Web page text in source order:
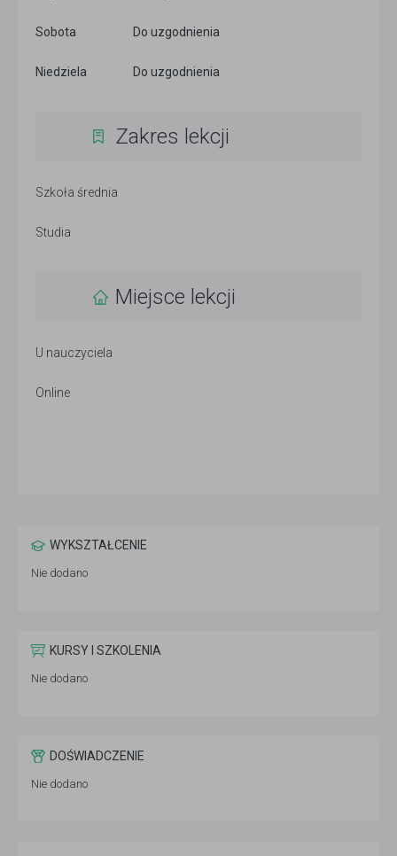
Sobota Do uzgodnienia
Niedziela Do uzgodnienia
Zakres lekcji
Szkoła średnia
Studia
Miejsce lekcji
U nauczyciela
Online
WYKSZTAŁCENIE
Nie dodano
KURSY I SZKOLENIA
Nie dodano
DOŚWIADCZENIE
Nie dodano